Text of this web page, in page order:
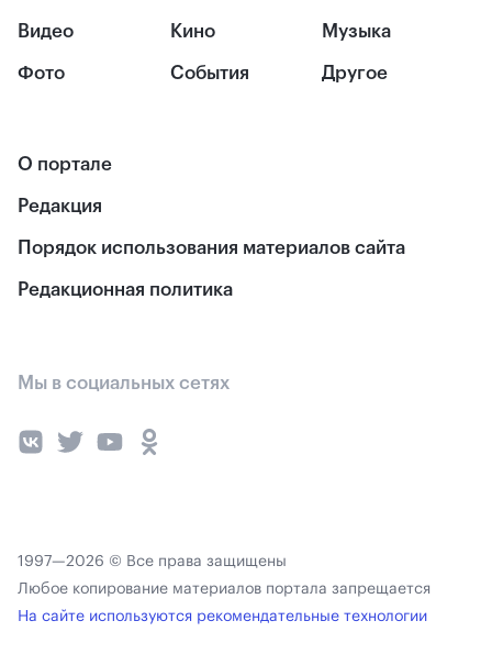
Видео
Фото
Кино
События
Музыка
Другое
О портале
Редакция
Порядок использования материалов сайта
Редакционная политика
Мы в социальных сетях
1997—2026 © Все права защищены
Любое копирование материалов портала запрещается
На сайте используются рекомендательные технологии